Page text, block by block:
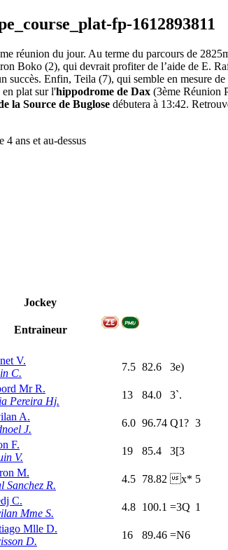
réunion du jour. Au terme du parcours de
Boko (2), qui devrait profiter de l’aide de E.
Enfin, Teila (7), qui semble en mesure de
plat sur l'hippodrome de Dax (3ème Réunion
la Source de Buglose débutera à 13:42.
ans et au-dessus
Jockey
Entraineur
V.
C.
7.5 82.6 3e)
Mr R.
Pereira Hj.
13 84.0 3`.
A.
J.
6.0 96.74 Q1? 3
F.
V.
19 85.4 3[3
M.
Sanchez R.
4.5 78.82 x* 5
C.
Mme S.
4.8 100.1 =3Q 1
Mlle D.
D.
16 89.46 =N6